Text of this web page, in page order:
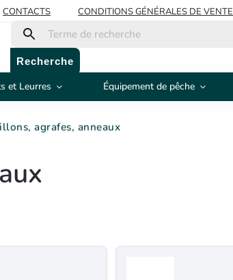
CONTACTS CONDITIONS GÉNÉRALES DE VENTE
Recherche
et Leurres Équipement de pêche
agrafes, anneaux